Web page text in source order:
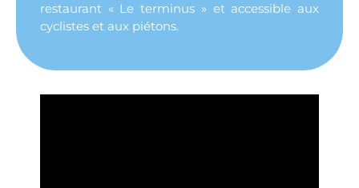
restaurant « Le terminus » et accessible aux
cyclistes et aux piétons.